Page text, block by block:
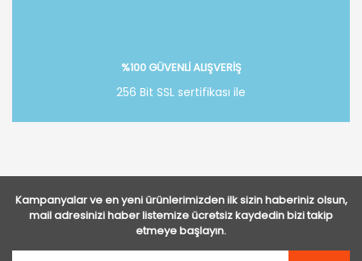
%100 GÜVENLİ ALIŞVERİŞ
256 Bit SSL sertifikası ile
Kampanyalar ve en yeni ürünlerimizden ilk sizin haberiniz olsun,
mail adresinizi haber listemize ücretsiz kaydedin bizi takip
etmeye başlayın.